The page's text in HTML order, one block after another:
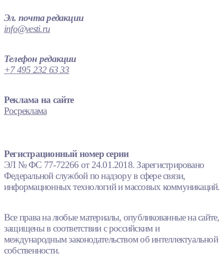
Эл. почта редакции
info@vesti.ru
Телефон редакции
+7 495 232 63 33
Реклама на сайте
Росреклама
Регистрационный номер серии
ЭЛ № ФС 77-72266 от 24.01.2018. Зарегистрировано
Федеральной службой по надзору в сфере связи,
информационных технологий и массовых коммуникаций.
Все права на любые материалы, опубликованные на сайте,
защищены в соответствии с российским и
международным законодательством об интеллектуальной
собственности.